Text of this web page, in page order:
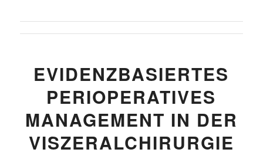
EVIDENZBASIERTES
PERIOPERATIVES
MANAGEMENT IN DER
VISZERALCHIRURGIE